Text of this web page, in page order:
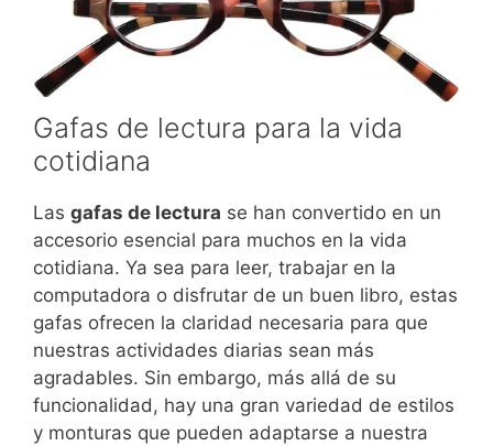
Gafas de lectura para la vida
cotidiana
Las gafas de lectura se han convertido en un
accesorio esencial para muchos en la vida
cotidiana. Ya sea para leer, trabajar en la
computadora o disfrutar de un buen libro, estas
gafas ofrecen la claridad necesaria para que
nuestras actividades diarias sean más
agradables. Sin embargo, más allá de su
funcionalidad, hay una gran variedad de estilos
y monturas que pueden adaptarse a nuestra